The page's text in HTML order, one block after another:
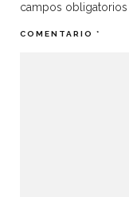
campos
COMENTARIO *